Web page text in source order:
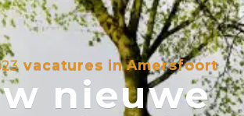
vacatures in Amersfoort
nieuwe